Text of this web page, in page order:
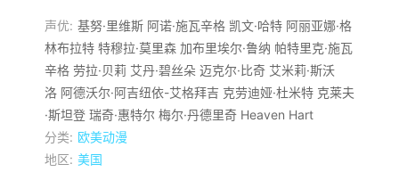
声优: 基努·里维斯 阿诺·施瓦辛格 凯文·哈特 阿丽亚娜·格
林布拉特 特穆拉·莫里森 加布里埃尔·鲁纳 帕特里克·施瓦
辛格 劳拉·贝莉 艾丹·碧丝朵 迈克尔·比奇 艾米莉·斯沃
洛 阿德沃尔·阿吉纽依-艾格拜吉 克劳迪娅·杜米特 克莱夫
·斯坦登 瑞奇·惠特尔 梅尔·丹德里奇 Heaven Hart
分类: 欧美动漫
地区: 美国